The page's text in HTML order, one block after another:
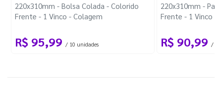
220x310mm - Bolsa Colada - Colorido
Frente - 1 Vinco - Colagem
R$ 95,99 / 10 unidades
220x310mm -
Frente - 1 Vinco
R$ 90,99 / 10